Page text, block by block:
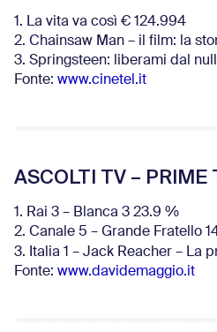
1. La vita va così € 124.994
2. Chainsaw Man – il film: la
3. Springsteen: liberami dal
Fonte: www.cinetel.it
ASCOLTI TV – PRIME
1. Rai 3 – Blanca 3 23.9 %
2. Canale 5 – Grande Fratello
3. Italia 1 – Jack Reacher – La
Fonte: www.davidemaggio.it